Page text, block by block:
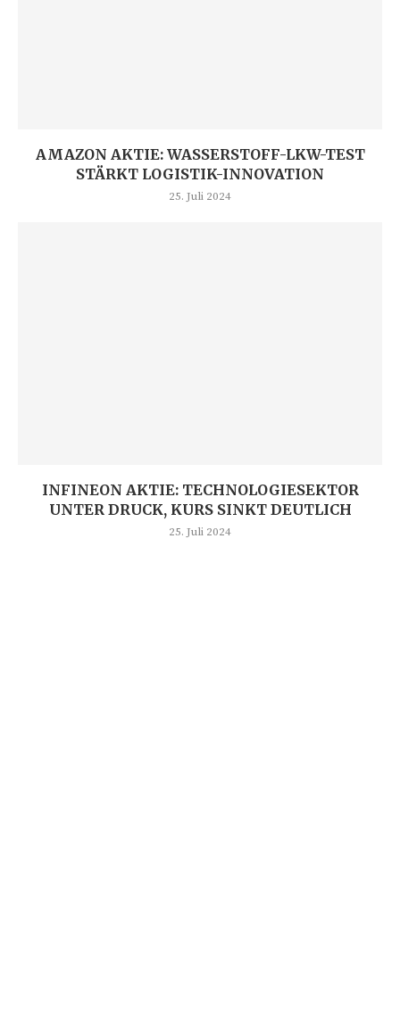
AMAZON AKTIE: WASSERSTOFF-LKW-TEST
STÄRKT LOGISTIK-INNOVATION
25. Juli 2024
INFINEON AKTIE: TECHNOLOGIESEKTOR
UNTER DRUCK, KURS SINKT DEUTLICH
25. Juli 2024